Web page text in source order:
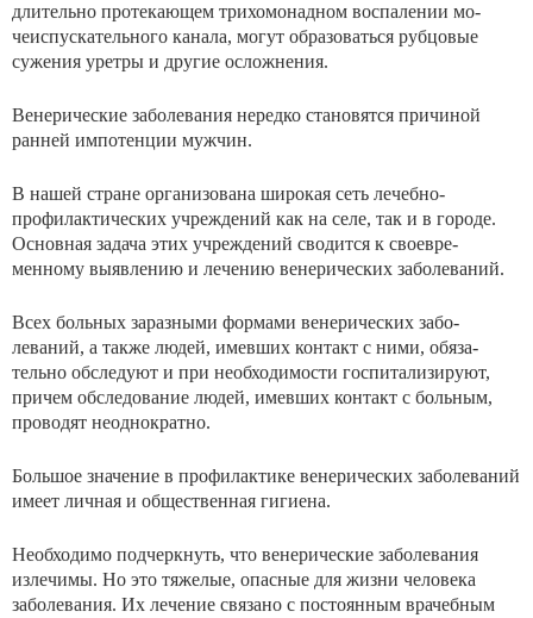
длительно протекающем трихомонадном воспалении мо­
чеиспускательного канала, могут образоваться рубцовые
сужения уретры и другие осложнения.
Венерические заболевания нередко становятся причи­ной
ранней импотенции мужчин.
В нашей стране организована широкая сеть лечебно-
профилактических учреждений как на селе, так и в горо­де.
Основная задача этих учреждений сводится к своевре­
менному выявлению и лечению венерических заболеваний.
Всех больных заразными формами венерических забо­
леваний, а также людей, имевших контакт с ними, обяза­
тельно обследуют и при необходимости госпитализируют,
причем обследование людей, имевших контакт с больным,
проводят неоднократно.
Большое значение в профилактике венерических забо­леваний
имеет личная и общественная гигиена.
Необходимо подчеркнуть, что венерические заболева­ния
излечимы. Но это тяжелые, опасные для жизни чело­века
заболевания. Их лечение связано с постоянным вра­чебным